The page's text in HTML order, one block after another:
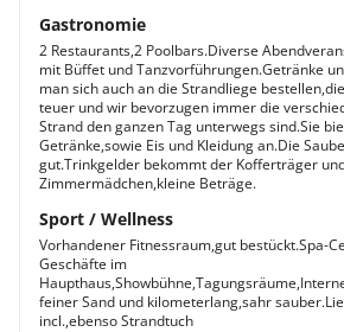
Gastronomie
2 Restaurants,2 Poolbars.Diverse
mit Büffet und Tanzvorführungen.Getränke
man sich auch an die Strandliege
teuer und wir bevorzugen immer die
Strand den ganzen Tag unterwegs sind.Sie
Getränke,sowie Eis und Kleidung an.Die
gut.Trinkgelder bekommt der Kofferträger
Zimmermädchen,kleine Beträge.
Sport / Wellness
Vorhandener Fitnessraum,gut bestückt.Spa-
Geschäfte im
feiner Sand und kilometerlang,sahr
incl.,ebenso Strandtuch